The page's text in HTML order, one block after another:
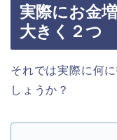
実際にお金
大きく２つ
それでは実際に何
しょうか？